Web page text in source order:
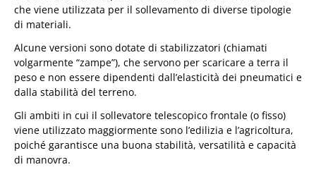
che viene utilizzata per il sollevamento di diverse tipologie
di materiali.
Alcune versioni sono dotate di stabilizzatori (chiamati
volgarmente “zampe”), che servono per scaricare a terra il
peso e non essere dipendenti dall’elasticità dei pneumatici e
dalla stabilità del terreno.
Gli ambiti in cui il sollevatore telescopico frontale (o fisso)
viene utilizzato maggiormente sono l’edilizia e l’agricoltura,
poiché garantisce una buona stabilità, versatilità e capacità
di manovra.